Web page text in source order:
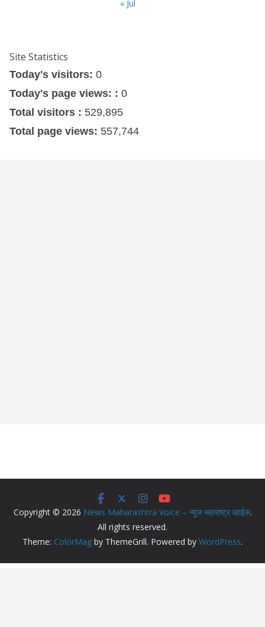
« Jul
Site Statistics
Today's visitors: 0
Today's page views: : 0
Total visitors : 529,895
Total page views: 557,744
Copyright © 2026 News Maharashtra Voice – न्युज महाराष्ट्र व्हाईस.
All rights reserved.
Theme: ColorMag by ThemeGrill. Powered by WordPress.